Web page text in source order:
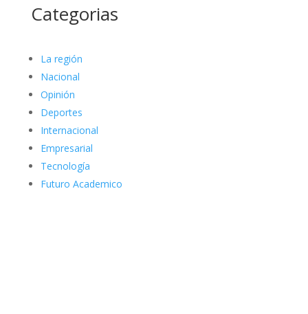
Categorias
La región
Nacional
Opinión
Deportes
Internacional
Empresarial
Tecnología
Futuro Academico